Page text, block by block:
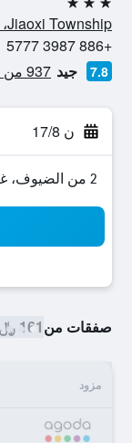
3 نجوم
Jiaoxi Township، تايوان
+886 3987 5777
7.8 جيد 937 من التقييمات تم التحقق منها
ن 17/8
2 من الضيوف، غرفة واحدة
صفقات من161 ﷼
مزود